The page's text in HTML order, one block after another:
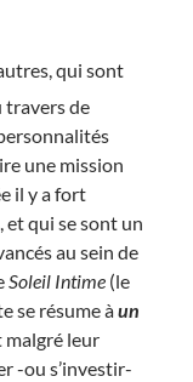
qui sont
travers de
une mission
il y a fort
et qui se sont un
au sein de
Soleil Intime (le
se résume àun
malgré leur
-ou s’investir-